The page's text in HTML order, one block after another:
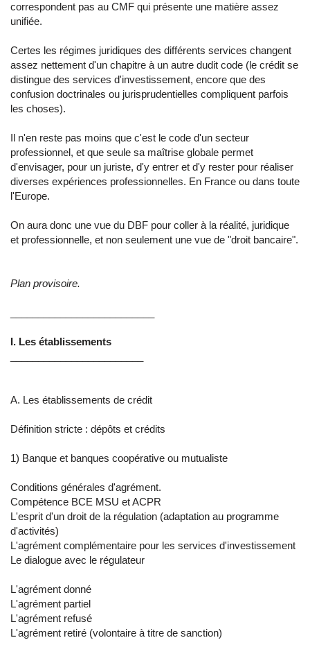
correspondent pas au CMF qui présente une matière assez
unifiée.
Certes les régimes juridiques des différents services changent
assez nettement d'un chapitre à un autre dudit code (le crédit se
distingue des services d'investissement, encore que des
confusion doctrinales ou jurisprudentielles compliquent parfois
les choses).
Il n'en reste pas moins que c'est le code d'un secteur
professionnel, et que seule sa maîtrise globale permet
d'envisager, pour un juriste, d'y entrer et d'y rester pour réaliser
diverses expériences professionnelles. En France ou dans toute
l'Europe.
On aura donc une vue du DBF pour coller à la réalité, juridique
et professionnelle, et non seulement une vue de "droit bancaire".
Plan provisoire.
I. Les établissements
A. Les établissements de crédit
Définition stricte : dépôts et crédits
1) Banque et banques coopérative ou mutualiste
Conditions générales d'agrément.
Compétence BCE MSU et ACPR
L'esprit d'un droit de la régulation (adaptation au programme
d'activités)
L'agrément complémentaire pour les services d'investissement
Le dialogue avec le régulateur
L'agrément donné
L'agrément partiel
L'agrément refusé
L'agrément retiré (volontaire à titre de sanction)